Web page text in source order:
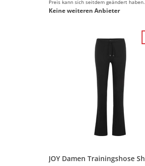
Preis kann sich seitdem geändert haben.
Keine weiteren Anbieter